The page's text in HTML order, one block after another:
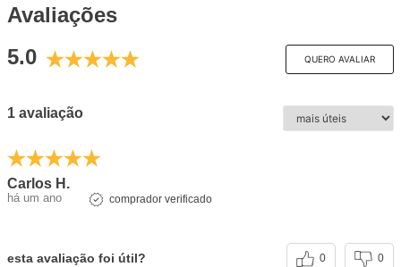
Avaliações
5.0
QUERO AVALIAR
1 avaliação
Carlos H.
há um ano comprador verificado
esta avaliação foi útil? 0 0